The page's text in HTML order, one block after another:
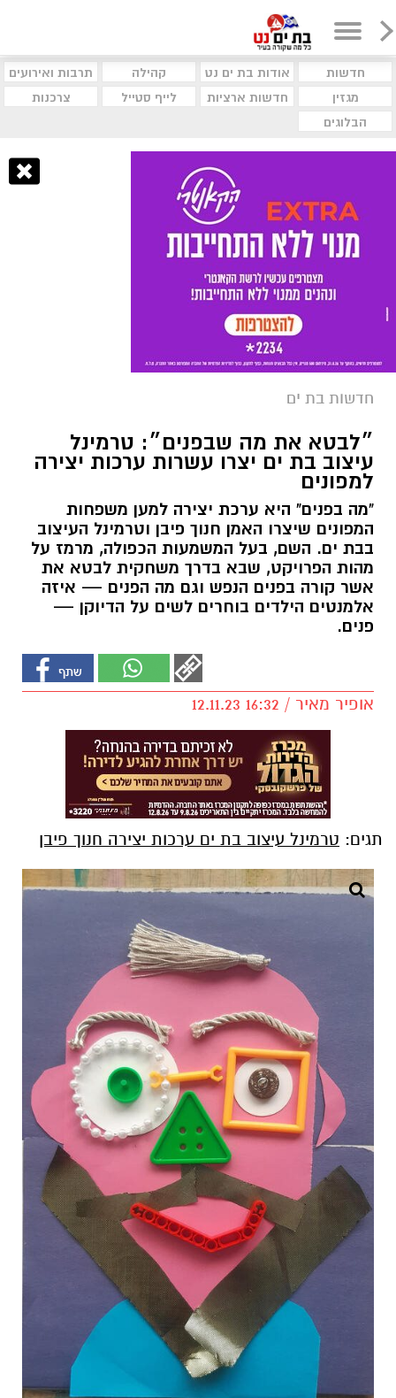
חדשות אודות בת ים נט קהילה
תרבות ואירועים
מגזין
חדשות ארציות לייף סטייל
צרכנות
הבלוגים
חדשות בת ים
״לבטא את מה שבפנים״: טרמינל
עיצוב בת ים יצרו עשרות ערכות יצירה
למפונים
"מה בפנים" היא ערכת יצירה למען משפחות
המפונים שיצרו האמן חנוך פיבן וטרמינל העיצוב
בבת ים. השם, בעל המשמעות הכפולה, מרמז על
מהות הפרויקט, שבא בדרך משחקית לבטא את
אשר קורה בפנים הנפש וגם מה הפנים — איזה
אלמנטים הילדים בוחרים לשים על הדיוקן —
פנים.
אופיר מאיר / 16:32 12.11.23
תגים: טרמינל עיצוב בת ים ערכות יצירה חנוך פיבן